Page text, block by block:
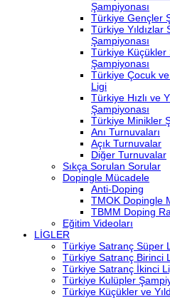
Şampiyonası
Türkiye Gençler
Türkiye Yıldızlar
Şampiyonası
Türkiye Küçükler
Şampiyonası
Türkiye Çocuk ve
Ligi
Türkiye Hızlı ve
Şampiyonası
Türkiye Minikler
Anı Turnuvaları
Açık Turnuvalar
Diğer Turnuvalar
Sıkça Sorulan Sorular
Dopingle Mücadele
Anti-Doping
TMOK Dopingle
TBMM Doping
Eğitim Videoları
LİGLER
Türkiye Satranç Süper
Türkiye Satranç Birinci
Türkiye Satranç İkinci
Türkiye Kulüpler
Türkiye Küçükler ve